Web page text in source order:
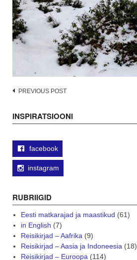
Post
PREVIOUS POST
INSPIRATSIOONI
facebook
instagram
RUBRIIGID
Eesti matkarajad ja maastikud (61)
in English (7)
Reisikirjad – Aafrika (9)
Reisikirjad – Aasia ja Indoneesia (18)
Reisikirjad – Euroopa (114)